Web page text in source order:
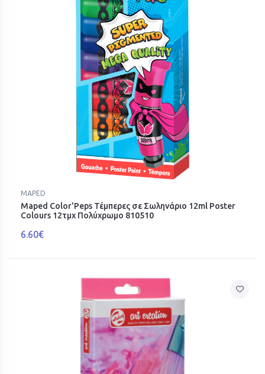
MAPED
Maped Color'Peps Τέμπερες σε Σωληνάριο 12ml Poster
Colours 12τμχ Πολύχρωμο 810510
6.60€